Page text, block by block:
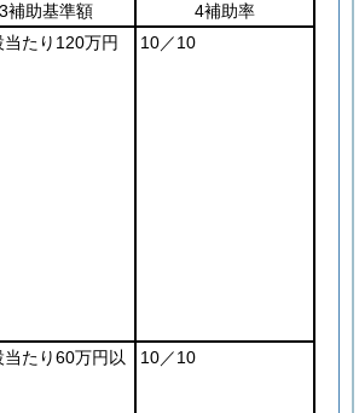
3補助基準額
4補助率
当たり120万円
10／10
当たり60万円以
10／10